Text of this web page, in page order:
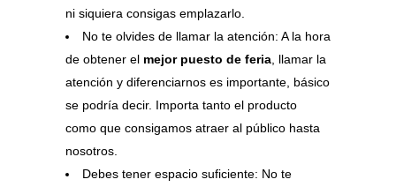
ni siquiera consigas emplazarlo.
No te olvides de llamar la atención: A la hora
de obtener el mejor puesto de feria , llamar la
atención y diferenciarnos es importante, básico
se podría decir. Importa tanto el producto
como que consigamos atraer al público hasta
nosotros.
Debes tener espacio suficiente: No te